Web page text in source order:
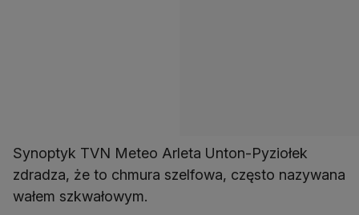
Synoptyk TVN Meteo Arleta Unton-Pyziołek
zdradza, że to chmura szelfowa, często nazywana
wałem szkwałowym.